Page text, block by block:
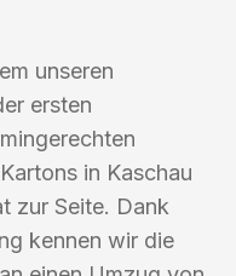
unseren
ersten
in Kaschau
zur Seite. Dank
kennen wir die